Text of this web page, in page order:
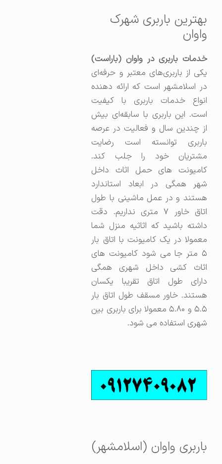
بهترین باربری شهرک
واوان
خدمات باربری در واوان (باراست)
یکی از باربری‌های معتبر و حرفه‌ای
در اسلامشهر است که ارائه دهنده
انواع خدمات باربری با کیفیت
است. این باربری با سابقه‌ای بیش
از چندین سال و فعالیت در عرصه
باربری توانسته است رضایت
مشتریان خود را جلب کند.
کامیونت های حمل اثاث داخل
شهر همگی در ابعاد استاندارد
هستند و در عمل ماشینی با طول
اتاق خاور ۷ متری نداریم. دقت
داشته باشید که اثاثیه منزل شما
معمولا در یک کامیونت با اتاق بار
۵ متر جا می شود کامیونت های
اثاث کشی داخل شهری همگی
دارای طول اتاق تقریبا یکسان
هستند. خاور مسقف طول اتاق بار
۵.۵ و ۵.۸۰ معمولا برای باربری بین
شهری استفاده می شود.
باربری واوان (اسلامشهر)